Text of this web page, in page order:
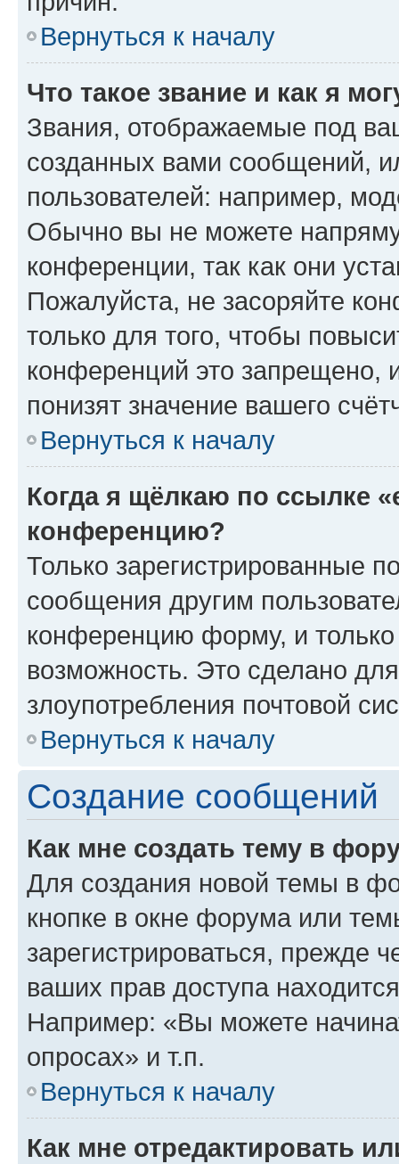
Вернуться к началу
Что такое звание и как я
Звания, отображаемые под
созданных вами сообщений,
пользователей: например,
Обычно вы не можете
конференции, так как они
Пожалуйста, не засоряйте
только для того, чтобы
конференций это запрещено,
понизят значение вашего
Вернуться к началу
Когда я щёлкаю по ссылке
конференцию?
Только зарегистрированные
сообщения другим
конференцию форму, и
возможность. Это сделано
злоупотребления почтовой
Вернуться к началу
Создание сообщений
Как мне создать тему в
Для создания новой темы в
кнопке в окне форума или
зарегистрироваться, прежде
ваших прав доступа
Например: «Вы можете
опросах» и т.п.
Вернуться к началу
Как мне отредактировать